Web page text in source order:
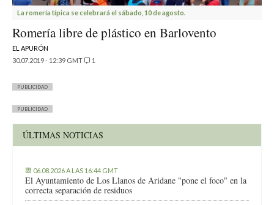
La romería típica se celebrará el sábado, 10 de agosto.
Romería libre de plástico en Barlovento
EL APURÓN
30.07.2019 - 12:39 GMT
1
PUBLICIDAD
PUBLICIDAD
ÚLTIMAS NOTICIAS
06.08.2026 A LAS 16:44 GMT
El Ayuntamiento de Los Llanos de Aridane "pone el foco" en la
correcta separación de residuos